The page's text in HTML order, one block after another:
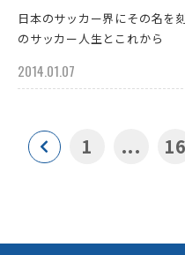
日本のサッカー界にその名を
のサッカー人生とこれから
2014.01.07
1 ... 16